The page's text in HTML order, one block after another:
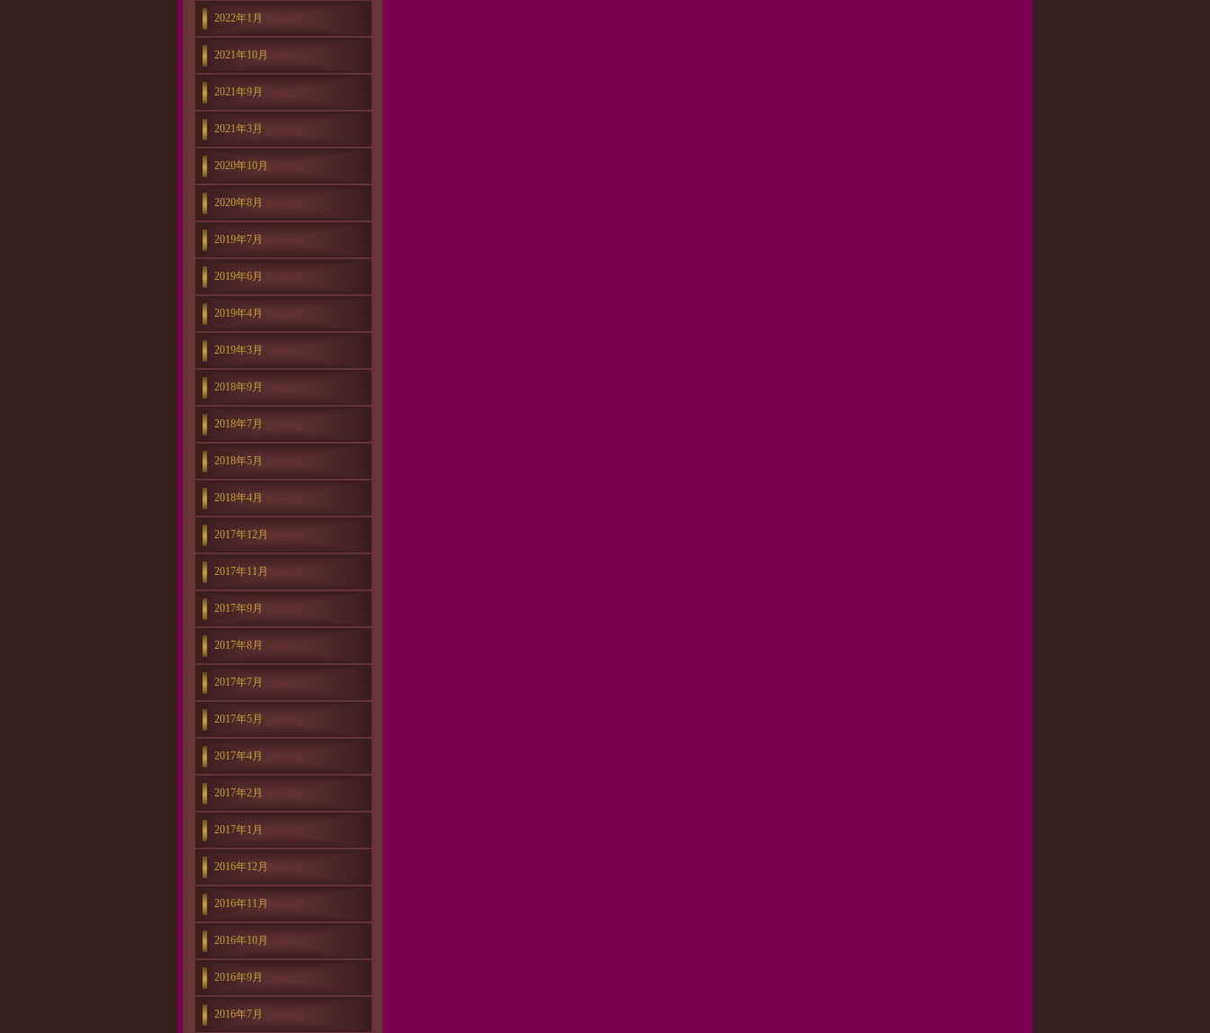
2022年1月
2021年10月
2021年9月
2021年3月
2020年10月
2020年8月
2019年7月
2019年6月
2019年4月
2019年3月
2018年9月
2018年7月
2018年5月
2018年4月
2017年12月
2017年11月
2017年9月
2017年8月
2017年7月
2017年5月
2017年4月
2017年2月
2017年1月
2016年12月
2016年11月
2016年10月
2016年9月
2016年7月